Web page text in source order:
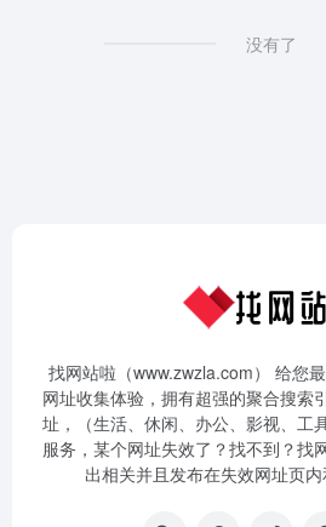
没有了
找网站啦（www.zwzla.com） 给您
网址收集体验，拥有超强的聚合搜索
址，（生活、休闲、办公、影视、工
服务，某个网址失效了？找不到？找
出相关并且发布在失效网址页内